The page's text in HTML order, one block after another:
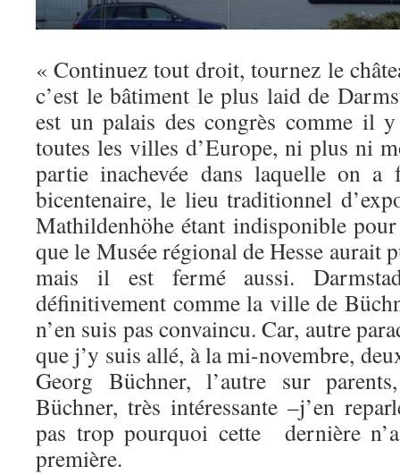
« Continuez tout droit, tournez le
c’est le bâtiment le plus laid de
est un palais des congrès comme il
toutes les villes d’Europe, ni plus ni
partie inachevée dans laquelle on a
bicentenaire, le lieu traditionnel
Mathildenhöhe étant indisponible
que le Musée régional de Hesse aurait
mais il est fermé aussi.
définitivement comme la ville de
n’en suis pas convaincu. Car, autre
que j’y suis allé, à la mi-novembre,
Georg Büchner, l’autre sur
Büchner, très intéressante –j’en
pas trop pourquoi cette dernière
première.